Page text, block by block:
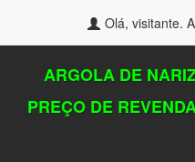
ARGOLA DE
PREÇO DE
Olá, visitante.